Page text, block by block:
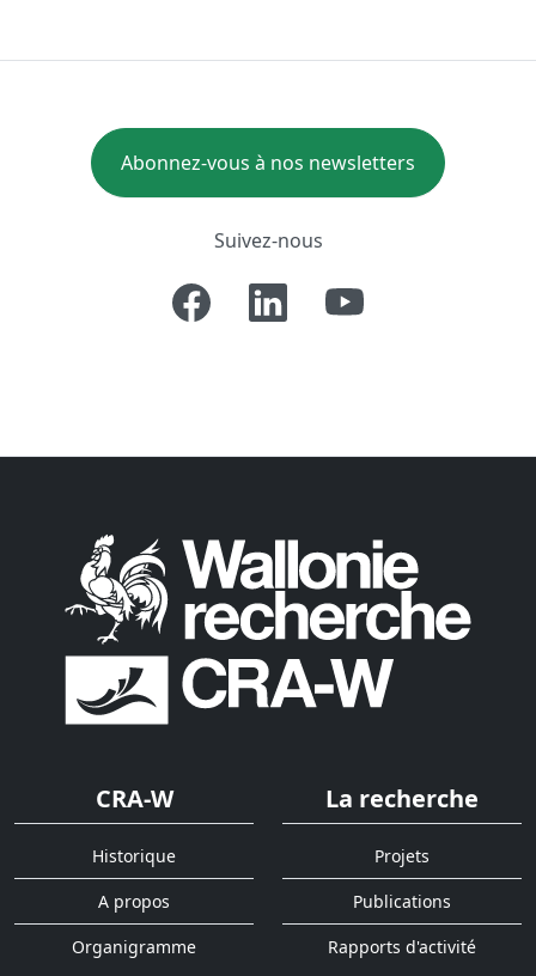
Abonnez-vous à nos newsletters
Suivez-nous
CRA-W
Historique
A propos
Organigramme
La recherche
Projets
Publications
Rapports d'activité